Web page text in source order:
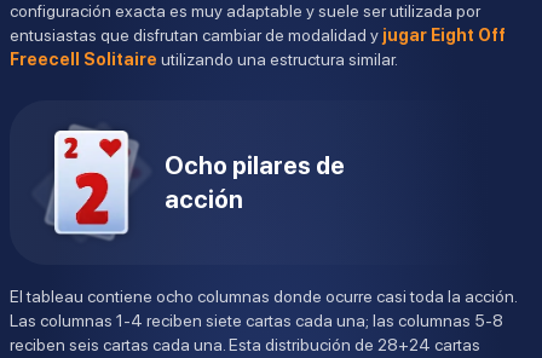
configuración exacta es muy adaptable y suele ser utilizada por
entusiastas que disfrutan cambiar de modalidad y jugar Eight Off
Freecell Solitaire utilizando una estructura similar.
Ocho pilares de
acción
El tableau contiene ocho columnas donde ocurre casi toda la acción.
Las columnas 1-4 reciben siete cartas cada una; las columnas 5-8
reciben seis cartas cada una. Esta distribución de 28+24 cartas